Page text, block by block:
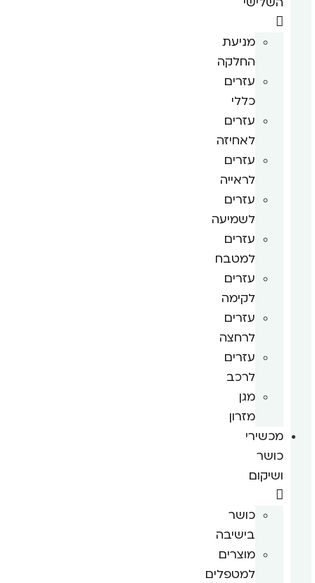
מניעת
החלקה
עזרים
כללי
עזרים
לאחיזה
עזרים
לראייה
עזרים
לשמיעה
עזרים
למטבח
עזרים
לקימה
עזרים
לרחצה
עזרים
לרכב
מגן
מזרון
מכשירי
כושר
ושיקום
כושר
בישיבה
מוצרים
למטפלים